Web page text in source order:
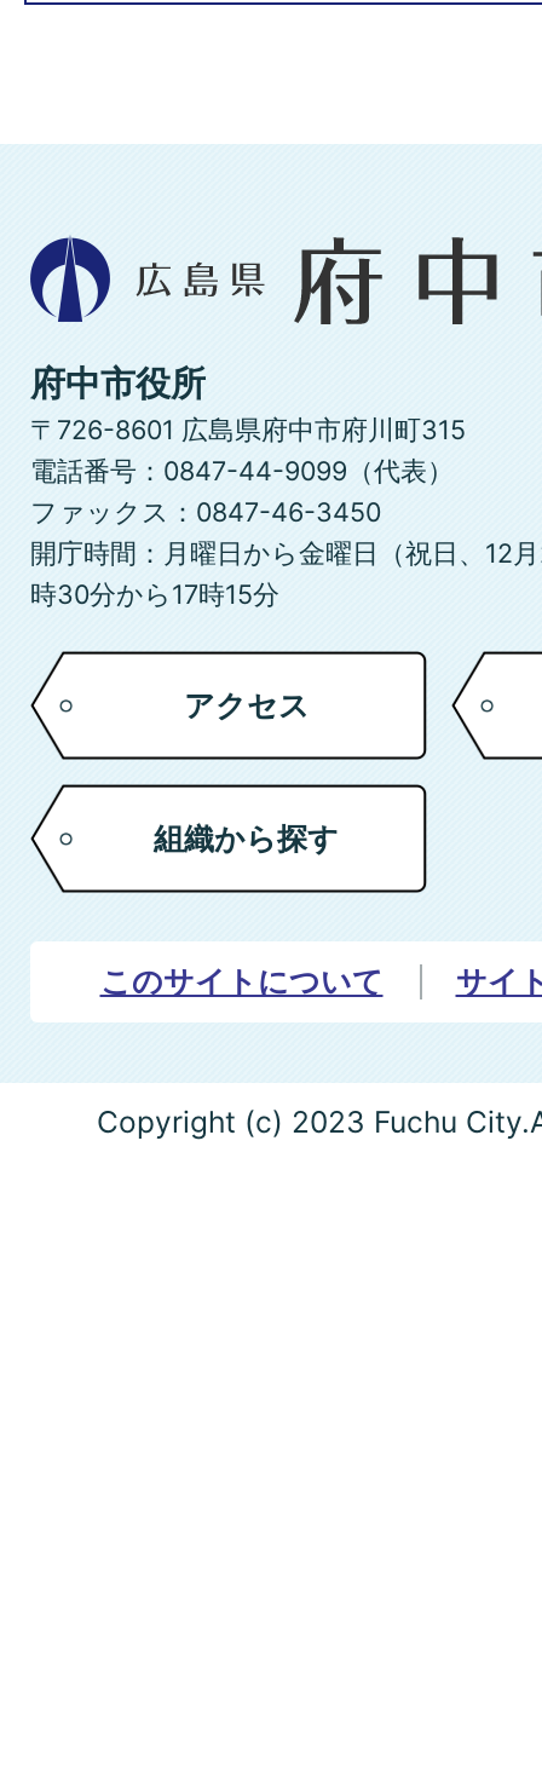
広
島
県
府
中
市
府中市役所
〒726-8601 広島県府中市府川町315
電話番号：0847-44-9099（代表）
ファックス：0847-46-3450
開庁時間：月曜日から金曜日（祝日、12
時30分から17時15分
アクセス
組織から探す
このサイトについて サイ
Copyright (c) 2023 Fuchu